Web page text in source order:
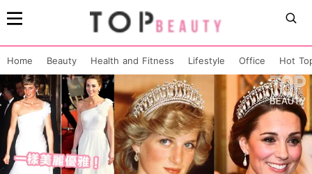
Home Beauty Health and Fitness Lifestyle Office Hot